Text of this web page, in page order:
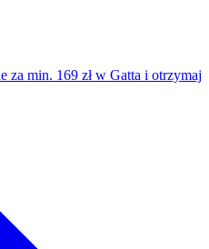
za min. 169 zł w Gatta i otrzymaj